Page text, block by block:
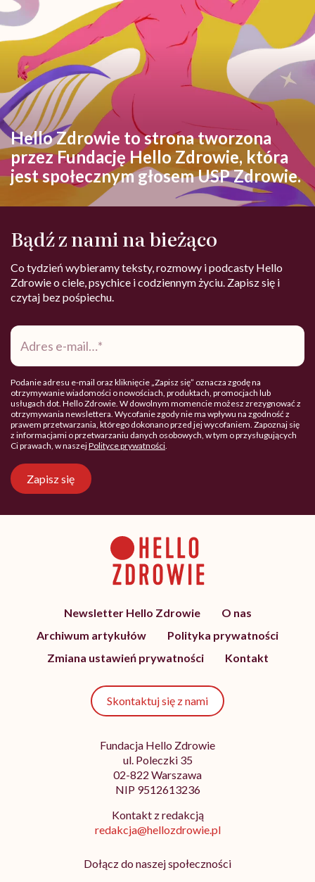
Hello Zdrowie to strona tworzona
przez Fundację Hello Zdrowie, która
jest społecznym głosem USP Zdrowie.
Bądź z nami na bieżąco
Co tydzień wybieramy teksty, rozmowy i podcasty Hello
Zdrowie o ciele, psychice i codziennym życiu. Zapisz się i
czytaj bez pośpiechu.
Adres
mail*
Podanie adresu e-mail oraz kliknięcie „Zapisz się” oznacza zgodę na
otrzymywanie wiadomości o nowościach, produktach, promocjach lub
usługach dot. Hello Zdrowie. W dowolnym momencie możesz zrezygnować z
otrzymywania newslettera. Wycofanie zgody nie ma wpływu na zgodność z
prawem przetwarzania, którego dokonano przed jej wycofaniem. Zapoznaj się
z informacjami o przetwarzaniu danych osobowych, w tym o przysługujących
Ci prawach, w naszejPolityce prywatności.
Zapisz się
Newsletter Hello Zdrowie
O nas
Archiwum artykułów
Polityka prywatności
Zmiana ustawień prywatności
Kontakt
Skontaktuj się z nami
Fundacja Hello Zdrowie
ul. Poleczki 35
02-822 Warszawa
NIP 9512613236
Kontakt z redakcją
redakcja@hellozdrowie.pl
Dołącz do naszej społeczności